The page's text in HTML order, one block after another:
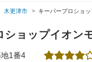
木更津市 キーパープロショ
ショップイオン
1番4